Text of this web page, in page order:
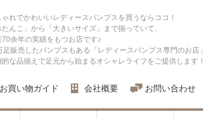
ゃれでかわいいレディースパンプスを買うならココ！
たんこ」から「大きいサイズ」まで揃っていて、
70余年の実績をもつお店です♪
足販売したパンプスもある「レディースパンプス専門のお店
的な品揃えで足元から始まるオシャレライフをご提供します！
お買い物ガイド 会社概要 お問い合わせ